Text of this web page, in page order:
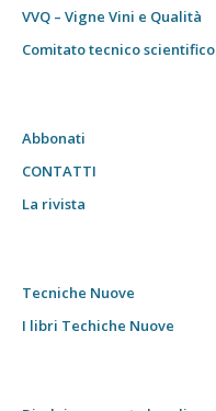
VVQ – Vigne Vini e Qualità
Comitato tecnico scientifico
Abbonati
CONTATTI
La rivista
Tecniche Nuove
I libri Techiche Nuove